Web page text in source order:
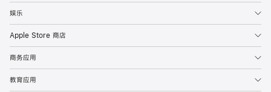
娱乐
Apple Store 商店
商务应用
教育应用